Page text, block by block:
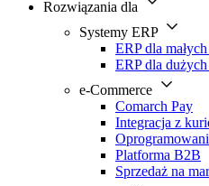
Rozwiązania dla
Systemy ERP
ERP dla
ERP dla
e-Commerce
Comarch Pay
Integracja z
Platforma B2B
Sprzedaż na